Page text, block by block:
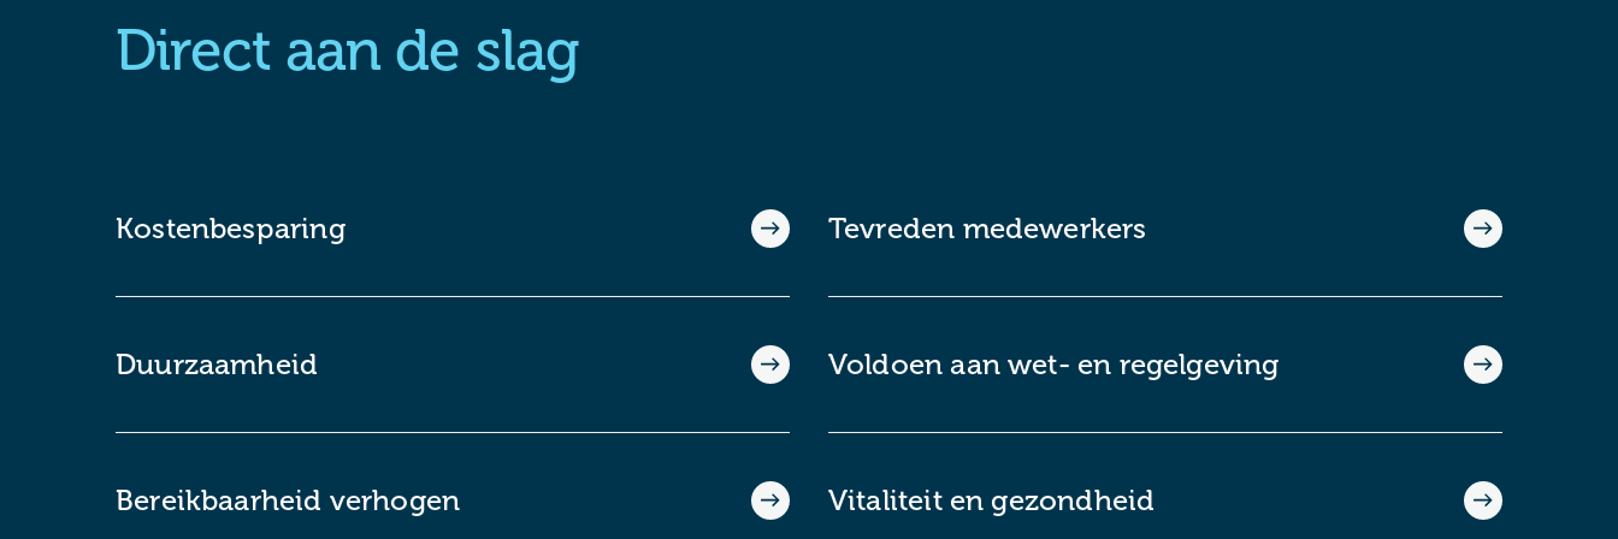
Direct aan de slag
Kostenbesparing Tevreden medewerkers
Duurzaamheid Voldoen aan wet- en regelgeving
Bereikbaarheid verhogen Vitaliteit en gezondheid